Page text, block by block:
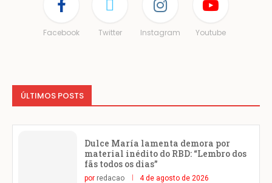
Facebook Twitter Instagram Youtube
ÚLTIMOS POSTS
Dulce María lamenta demora por
material inédito do RBD: “Lembro dos
fãs todos os dias”
por redacao 4 de agosto de 2026